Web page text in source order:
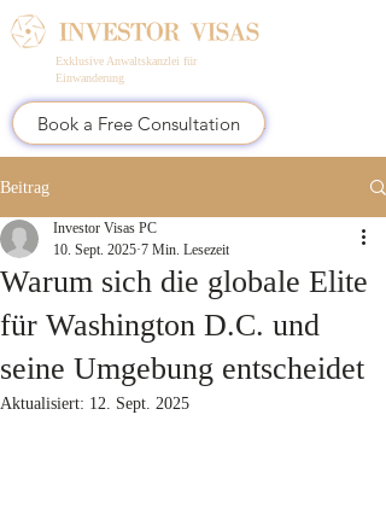
Exklusive Anwaltskanzlei für
Einwanderung
Book a Free Consultation
Beitrag
Warum sich die globale Elite
für Washington D.C. und
seine Umgebung entscheidet
Investor Visas PC
10. Sept. 2025 7 Min. Lesezeit
Aktualisiert: 12. Sept. 2025